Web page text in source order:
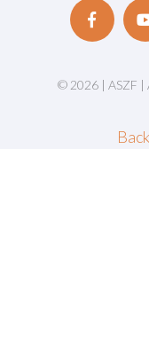
© 2026 | ASZF |